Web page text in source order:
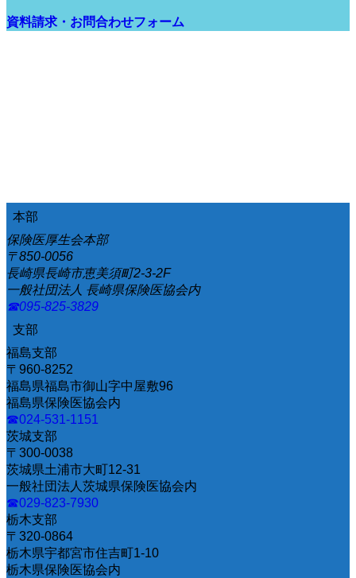
資料請求・お問合わせフォーム
本部
保険医厚生会本部
〒850-0056
長崎県長崎市恵美須町2-3-2F
一般社団法人 長崎県保険医協会内
☎095-825-3829
支部
福島支部
〒960-8252
福島県福島市御山字中屋敷96
福島県保険医協会内
☎024-531-1151
茨城支部
〒300-0038
茨城県土浦市大町12-31
一般社団法人茨城県保険医協会内
☎029-823-7930
栃木支部
〒320-0864
栃木県宇都宮市住吉町1-10
栃木県保険医協会内